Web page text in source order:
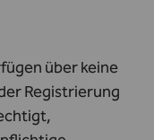
über keine
Registrierung